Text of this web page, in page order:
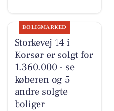
BOLIGMARKED
Storkevej 14 i
Korsør er solgt for
1.360.000 - se
køberen og 5
andre solgte
boliger